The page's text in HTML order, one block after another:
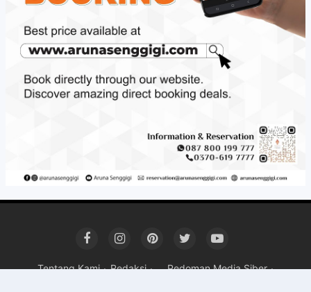
Tentang Kami Redaksi
Pedoman Media Siber